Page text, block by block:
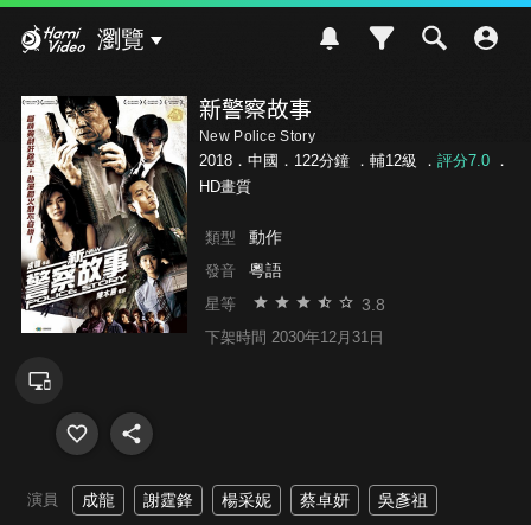
瀏覽
新警察故事
New Police Story
2018．中國．122分鐘 ． 輔12級 ． 評分7.0．
HD畫質
類型 動作
發音 粵語
星等 3.8
下架時間 2030年12月31日
演員 成龍 謝霆鋒 楊采妮 蔡卓妍 吳彥祖